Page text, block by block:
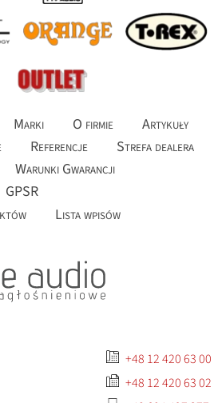
Marki O firmie
Artykuły
Referencje
Strefa dealera
Warunki Gwarancji
GPSR
Lista wpisów
+48 12 420 63 00
+48 12 420 63 02